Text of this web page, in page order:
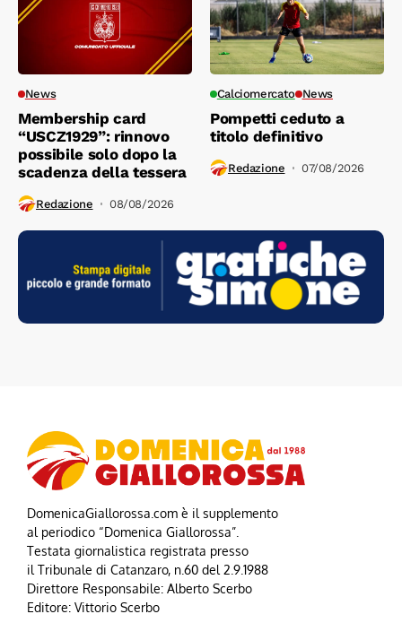
News
Membership card
“USCZ1929”: rinnovo
possibile solo dopo la
scadenza della tessera
Redazione 08/08/2026
Calciomercato News
Pompetti ceduto a
titolo definitivo
Redazione 07/08/2026
DomenicaGiallorossa.com è il supplemento
al periodico “Domenica Giallorossa”.
Testata giornalistica registrata presso
il Tribunale di Catanzaro, n.60 del 2.9.1988
Direttore Responsabile: Alberto Scerbo
Editore: Vittorio Scerbo